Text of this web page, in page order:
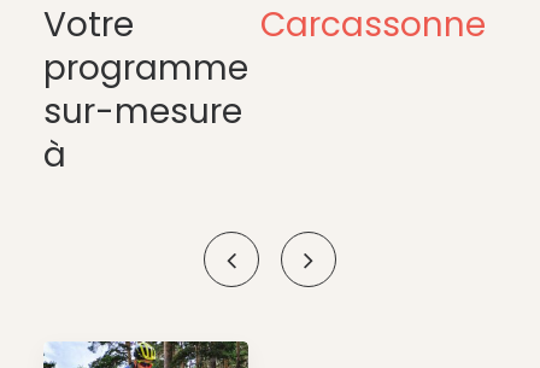
Votre
programme
sur-mesure
à
Carcassonne